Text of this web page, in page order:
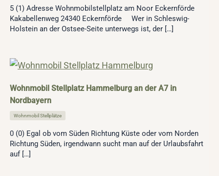
5 (1) Adresse Wohnmobilstellplatz am Noor Eckernförde
Kakabellenweg 24340 Eckernförde Wer in Schleswig-
Holstein an der Ostsee-Seite unterwegs ist, der […]
Wohnmobil Stellplatz Hammelburg an der A7 in
Nordbayern
Wohnmobil Stellplätze
0 (0) Egal ob vom Süden Richtung Küste oder vom Norden
Richtung Süden, irgendwann sucht man auf der Urlaubsfahrt
auf […]